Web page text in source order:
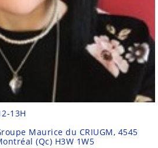
13H
Maurice du CRIUGM, 4545
(Qc) H3W 1W5